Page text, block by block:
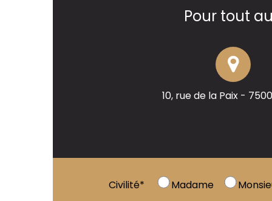
Pour tout
10, rue de la Paix -
Civilité* Madame